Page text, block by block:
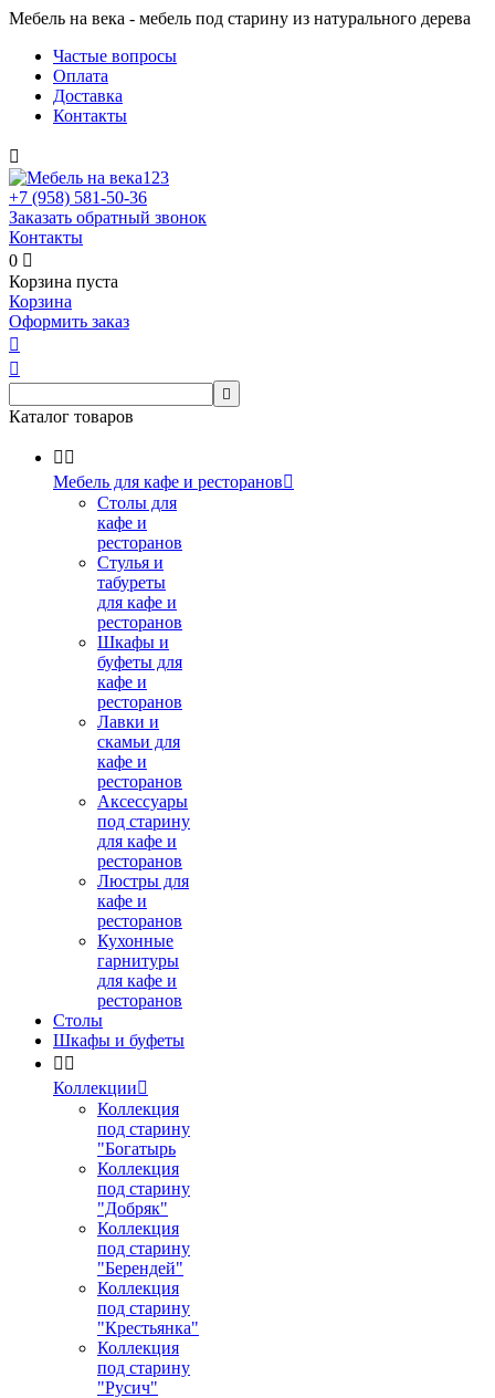
Мебель на века - мебель под старину из натурального дерева
Частые вопросы
Оплата
Доставка
Контакты

+7 (958) 581-50-36
Заказать обратный звонок
Контакты
0 
Корзина пуста
Корзина
Оформить заказ



Каталог товаров
 
Мебель для кафе и ресторанов
Столы для
кафе и
ресторанов
Стулья и
табуреты
для кафе и
ресторанов
Шкафы и
буфеты для
кафе и
ресторанов
Лавки и
скамьи для
кафе и
ресторанов
Аксессуары
под старину
для кафе и
ресторанов
Люстры для
кафе и
ресторанов
Кухонные
гарнитуры
для кафе и
ресторанов
Столы
Шкафы и буфеты
 
Коллекции
Коллекция
под старину
"Богатырь
Коллекция
под старину
"Добряк"
Коллекция
под старину
"Берендей"
Коллекция
под старину
"Крестьянка"
Коллекция
под старину
"Русич"